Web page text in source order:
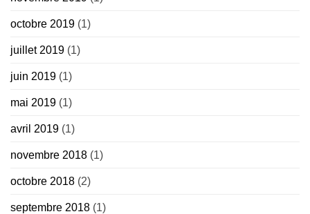
octobre 2019 (1)
juillet 2019 (1)
juin 2019 (1)
mai 2019 (1)
avril 2019 (1)
novembre 2018 (1)
octobre 2018 (2)
septembre 2018 (1)